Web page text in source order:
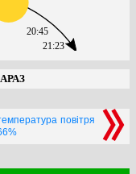
21:23
20:45
повітря